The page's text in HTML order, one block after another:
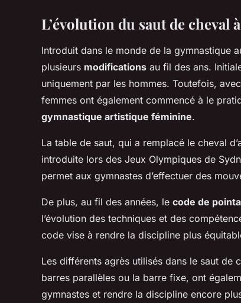
L’évolution du saut de cheval
Introduit dans le monde de la gymnastique
plusieurs modifications au fil des ans.
uniquement par les hommes. Toutefois,
femmes ont également commencé à le
gymnastique artistique féminine.
La table de saut, qui a remplacé le cheval
introduite lors des Jeux Olympiques de
permet aux gymnastes d’effectuer des
De plus, au fil des années, le code de
l’évolution des techniques et des
code vise à rendre la discipline plus
Les différents agrès utilisés dans le saut de
barres parallèles ou la barre fixe, ont
gymnastes et rendre la discipline encore